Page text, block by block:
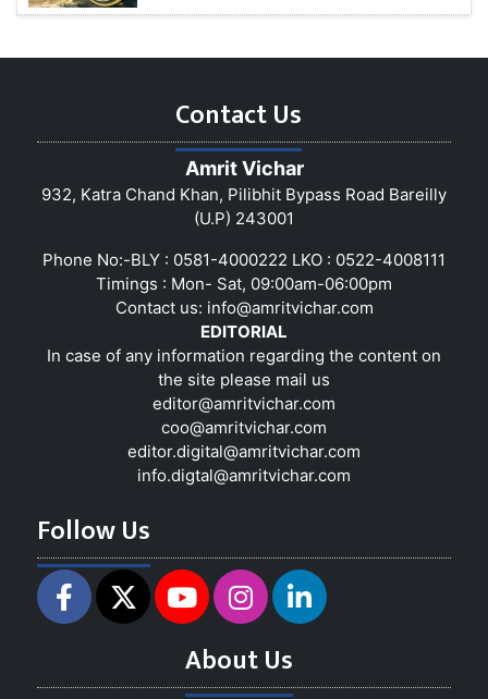
Contact Us
Amrit Vichar
932, Katra Chand Khan, Pilibhit Bypass Road Bareilly
(U.P) 243001
Phone No:-BLY : 0581-4000222 LKO : 0522-4008111
Timings : Mon- Sat, 09:00am-06:00pm
Contact us: info@amritvichar.com
EDITORIAL
In case of any information regarding the content on
the site please mail us
editor@amritvichar.com
coo@amritvichar.com
editor.digital@amritvichar.com
info.digtal@amritvichar.com
Follow Us
About Us